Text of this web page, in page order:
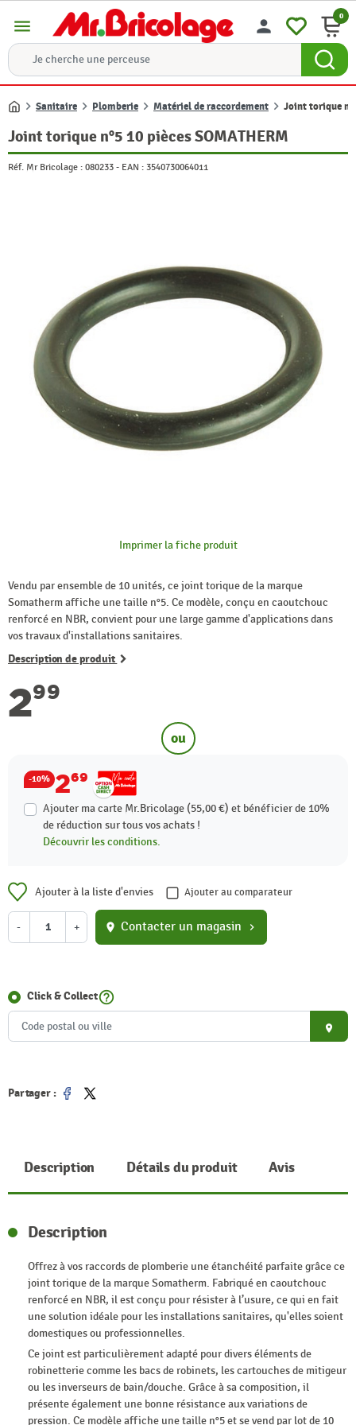
menu person 0
Accueil
Sanitaire Plomberie Matériel de raccordement Joint torique
Joint torique n°5 10 pièces SOMATHERM
Réf. Mr Bricolage : 080233 - EAN : 3540730064011
Imprimer la fiche produit
Vendu par ensemble de 10 unités, ce joint torique de la marque
Somatherm affiche une taille n°5. Ce modèle, conçu en caoutchouc
renforcé en NBR, convient pour une large gamme d'applications dans
vos travaux d'installations sanitaires.
Description de produit
299
ou
-10% 269
Ajouter ma carte Mr.Bricolage (55,00 €) et bénéficier de 10%
de réduction sur tous vos achats !
Découvrir les conditions.
Ajouter à la liste d'envies Ajouter au comparateur
- + location_on Contacter un magasin chevron_right
Click & Collecthelp_outline
place
Partager :
Partager
Tweet
Description Détails du produit Avis
Description
Offrez à vos raccords de plomberie une étanchéité parfaite grâce ce
joint torique de la marque Somatherm. Fabriqué en caoutchouc
renforcé en NBR, il est conçu pour résister à l’usure, ce qui en fait
une solution idéale pour les installations sanitaires, qu'elles soient
domestiques ou professionnelles.
Ce joint est particulièrement adapté pour divers éléments de
robinetterie comme les bacs de robinets, les cartouches de mitigeur
ou les inverseurs de bain/douche. Grâce à sa composition, il
présente également une bonne résistance aux variations de
pression. Ce modèle affiche une taille n°5 et se vend par lot de 10